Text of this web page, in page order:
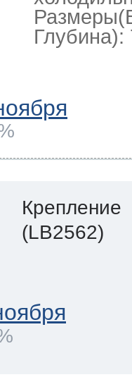
Глубина):
Крепление
(LB2562)